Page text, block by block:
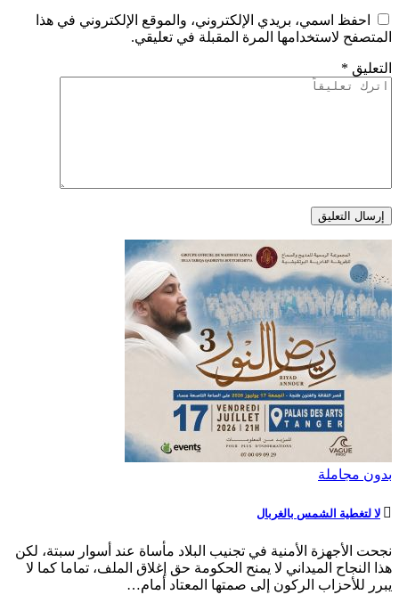
احفظ اسمي، بريدي الإلكتروني، والموقع الإلكتروني في هذا
المتصفح لاستخدامها المرة المقبلة في تعليقي.
التعليق *
بدون مجاملة
لا لتغطية الشمس بالغربال
نجحت الأجهزة الأمنية في تجنيب البلاد مأساة عند أسوار سبتة، لكن
هذا النجاح الميداني لا يمنح الحكومة حق إغلاق الملف، تماما كما لا
يبرر للأحزاب الركون إلى صمتها المعتاد أمام…